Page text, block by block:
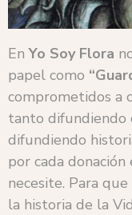
EnYo Soy Flora
papel como
comprometidos a
tanto difundiendo
difundiendo
por cada
necesite. Para
la historia de la